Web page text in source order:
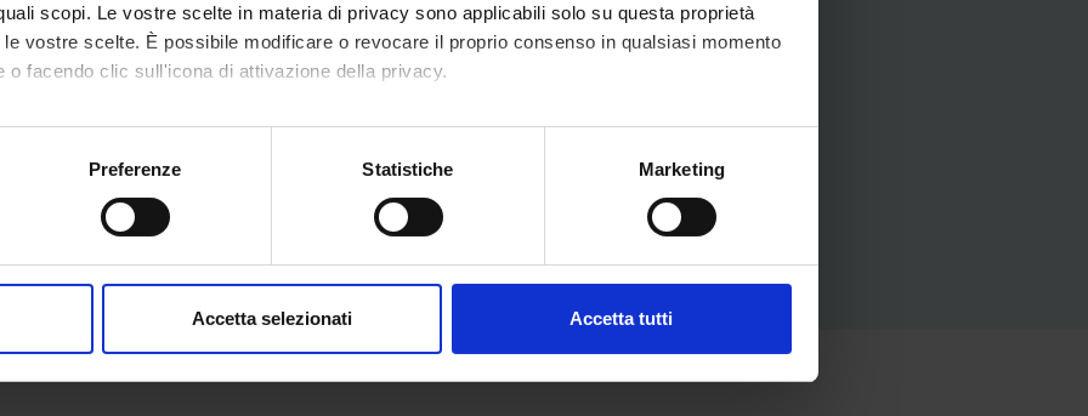
scopi. Le vostre scelte in materia di privacy sono applicabili solo su questa proprietà
vostre scelte. È possibile modificare o revocare il proprio consenso in qualsiasi momento
o facendo clic sull'icona di attivazione della privacy.
anche:
sulla tua posizione geografica, con un'approssimazione di qualche metro,
in qualsiasi momento dalla Dichiarazione sui cookie.
e social media, i quali potrebbero combinarle con altre informazioni che hai fornito loro o
Preferenze Statistiche Marketing
Accetta selezionati Accetta tutti
e segnalazioni per la componente studentesca
i servizi messi a disposizione dell'Ateneo e riservati alle studentesse e agli studenti iscritti
della componente studentesca
disponibile in Myunivr.